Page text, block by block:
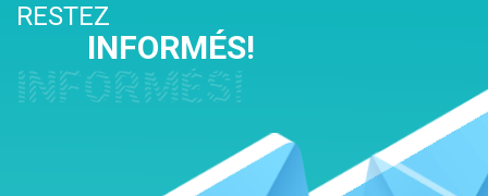
RESTEZ
INFORMÉS!
INFORMÉS!